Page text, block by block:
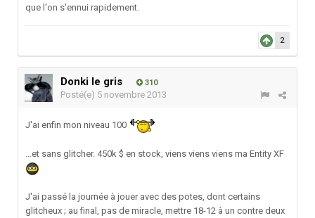
que l'on s'ennui rapidement.
2
Donki le gris 310
Posté(e) 5 novembre 2013
J'ai enfin mon niveau 100
...et sans glitcher. 450k $ en stock, viens viens viens ma Entity XF
J'ai passé la journée à jouer avec des potes, dont certains
glitcheux ; au final, pas de miracle, mettre 18-12 à un contre deux